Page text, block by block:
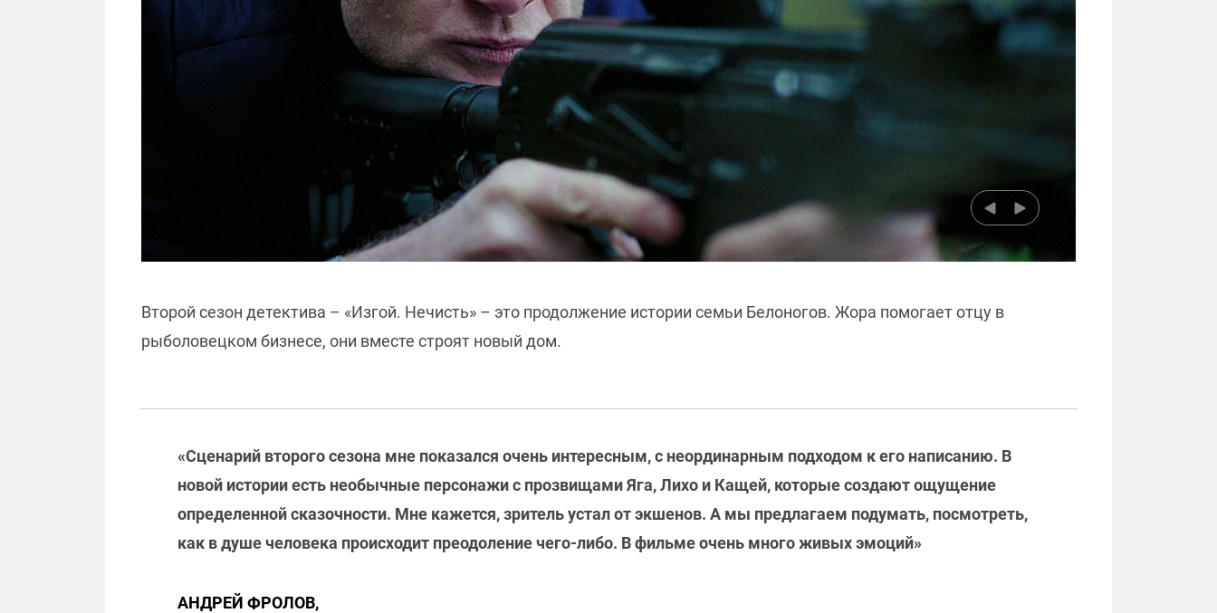
Второй сезон детектива – «Изгой. Нечисть» – это продолжение истории семьи Белоногов. Жора помогает отцу в
рыболовецком бизнесе, они вместе строят новый дом.
«Сценарий второго сезона мне показался очень интересным, с неординарным подходом к его написанию. В
новой истории есть необычные персонажи с прозвищами Яга, Лихо и Кащей, которые создают ощущение
определенной сказочности. Мне кажется, зритель устал от экшенов. А мы предлагаем подумать, посмотреть,
как в душе человека происходит преодоление чего-либо. В фильме очень много живых эмоций»
АНДРЕЙ ФРОЛОВ,